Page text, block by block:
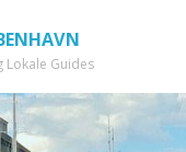
Lokale Guides